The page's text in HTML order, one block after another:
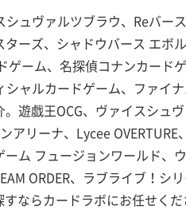
ュヴァルツブラウ、Reバ
ターズ、シャドウバース エ
ーム、名探偵コナンカード
ャルカードゲーム、ファイ
遊戯王OCG、ヴァイスシュ
アリーナ、Lycee
ム フュージョンワールド
ORDER、ラブライブ！
ならカードラボにお任せくだ